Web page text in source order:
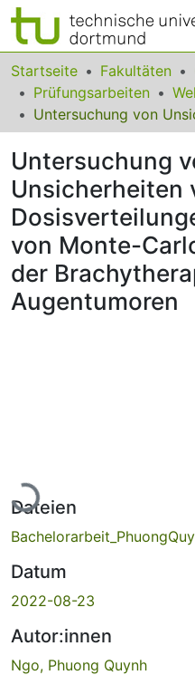
Bereiche & Sammlungen
Das gesamte Repositorium
FAQ
Leitlinien
Zurück zur Startseite
Startseite Fakultäten
Prüfungsarbeiten
Untersuchung
Unsicherheiten
von Monte-
der
Augentumoren
Lade...
Dateien
Datum
2022-08-23
Autor:innen
Ngo, Phuong Quynh